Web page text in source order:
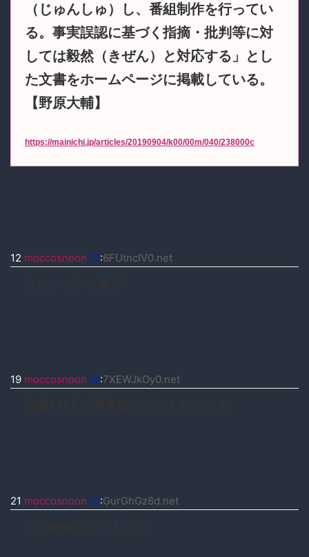
（じゅんしゅ）し、番組制作を行ってい
る。事実誤認に基づく指摘・批判等に対
しては毅然（きぜん）と対応する」とし
た文書をホームページに掲載している。
【野原大輔】
https://mainichi.jp/articles/20190904/k00/00m/040/238000c
12 moccosnoon ID:6FUtncIV0.net
19 moccosnoon ID:7XEWJkOy0.net
21 moccosnoon ID:GurGhGz8d.net